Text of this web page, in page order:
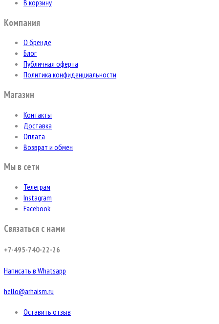
В корзину
Компания
О бренде
Блог
Публичная оферта
Политика конфиденциальности
Магазин
Контакты
Доставка
Оплата
Возврат и обмен
Мы в сети
Телеграм
Instagram
Facebook
Связаться с нами
+7-495-740-22-26
Написать в Whatsapp
hello@arhaism.ru
Оставить отзыв